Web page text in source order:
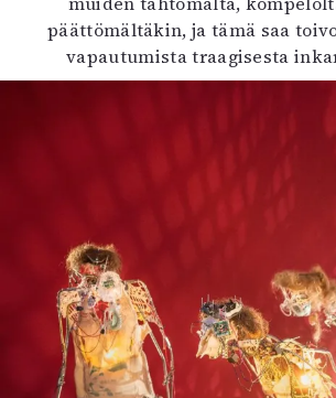
päättömältäkin, ja tämä saa
vapautumista traagisesta